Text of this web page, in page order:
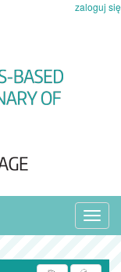
zaloguj się